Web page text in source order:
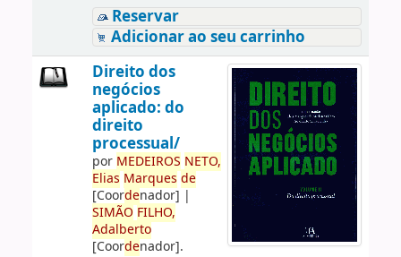
Reservar
Adicionar ao seu carrinho
Direito dos
negócios
aplicado: do
direito
processual/
por MEDEIROS NETO,
Elias Marques de
[Coordenador] |
SIMÃO FILHO,
Adalberto
[Coordenador].